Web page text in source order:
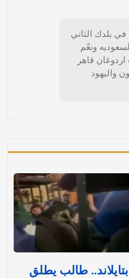
بلدك الثاني
ونعّم
قاهر
واليهود
طالب يطلق